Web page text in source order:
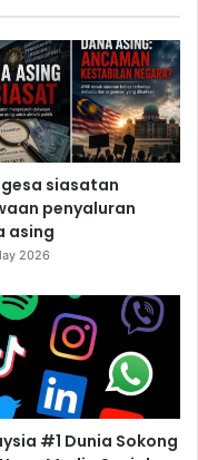
gesa siasatan
penyaluran
asing
2026
#1 Dunia Sokong